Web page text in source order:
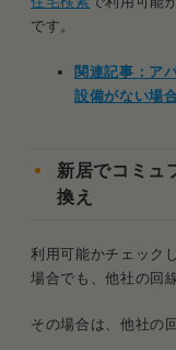
です。
関連記事：ア
設備がない場
新居でコミュ
換え
利用可能かチェック
場合でも、他社の回
その場合は、他社の